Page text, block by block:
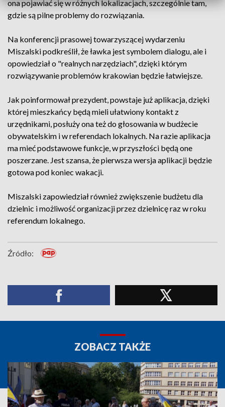
ona pojawiać się w różnych lokalizacjach, szczególnie tam,
gdzie są pilne problemy do rozwiązania.
Na konferencji prasowej towarzyszącej wydarzeniu
Miszalski podkreślił, że ławka jest symbolem dialogu, ale i
opowiedział o "realnych narzędziach", dzięki którym
rozwiązywanie problemów krakowian będzie łatwiejsze.
Jak poinformował prezydent, powstaje już aplikacja, dzięki
której mieszkańcy będą mieli ułatwiony kontakt z
urzędnikami, posłuży ona też do głosowania w budżecie
obywatelskim i w referendach lokalnych. Na razie aplikacja
ma mieć podstawowe funkcje, w przyszłości będą one
poszerzane. Jest szansa, że pierwsza wersja aplikacji będzie
gotowa pod koniec wakacji.
Miszalski zapowiedział również zwiększenie budżetu dla
dzielnic i możliwość organizacji przez dzielnicę raz w roku
referendum lokalnego.
Źródło:
ZOBACZ TAKŻE